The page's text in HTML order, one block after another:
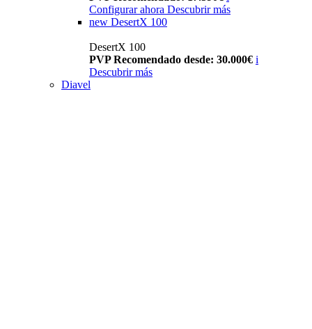
Configurar ahora Descubrir más
new DesertX 100
DesertX 100
PVP Recomendado desde: 30.000€ i
Descubrir más
Diavel